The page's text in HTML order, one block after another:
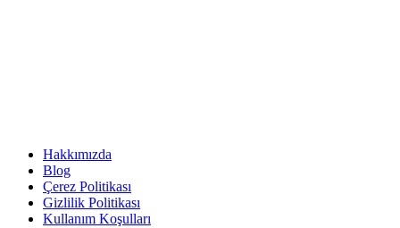
Hakkımızda
Blog
Çerez Politikası
Gizlilik Politikası
Kullanım Koşulları